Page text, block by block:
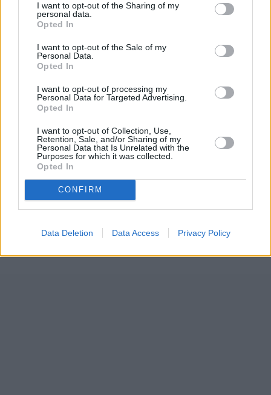
I want to opt-out of the Sharing of my
personal data.
Opted In
I want to opt-out of the Sale of my
Personal Data.
Opted In
I want to opt-out of processing my
Personal Data for Targeted Advertising.
Opted In
I want to opt-out of Collection, Use,
Retention, Sale, and/or Sharing of my
Personal Data that Is Unrelated with the
Purposes for which it was collected.
Opted In
CONFIRM
Data Deletion Data Access Privacy Policy
Koszatka zamieszkuje dojrzałe lasy liściaste i
mieszane. Zasiedla różnorodne schronienia, takie jak
dziuple, skrzynki lęgowe dla
w koronach drzew, unikając schodzenia na ziemię.
Jest aktywna głównie nocą.
Kiedy intensywnie żeruje, przygotowując się do
hibernacji, można ją spotkać także w ciągu dnia. Co
ciekawe, koszatka potrafi hibernować nawet przez
ponad 6 miesięcy. Jest to zwierzę wszystkożerne,
którego dieta obejmuje m.in. jagody, owoce, nasiona
roślin, owady, a także jaja i pisklęta. Koszatka
stanowi poważne zagrożenie dla ptasich lęgów.
REKLAMA